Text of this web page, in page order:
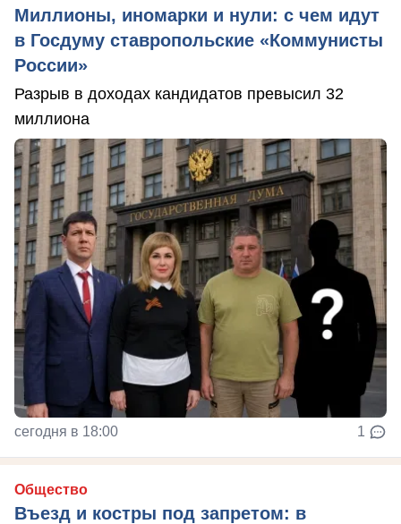
Миллионы, иномарки и нули: с чем идут
в Госдуму ставропольские «Коммунисты
России»
Разрыв в доходах кандидатов превысил 32
миллиона
сегодня в 18:00 1
Общество
Въезд и костры под запретом: в